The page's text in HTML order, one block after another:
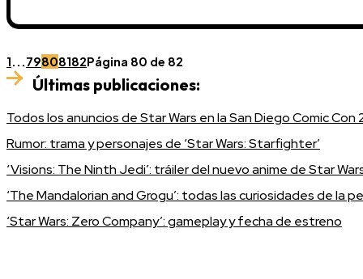
1...79808182Página 80 de 82
Últimas publicaciones:
Todos los anuncios de Star Wars en la San Diego Comic Con
Rumor: trama y personajes de ‘Star Wars: Starfighter’
‘Visions: The Ninth Jedi’: tráiler del nuevo anime de Star
‘The Mandalorian and Grogu’: todas las curiosidades de la
‘Star Wars: Zero Company’: gameplay y fecha de estreno